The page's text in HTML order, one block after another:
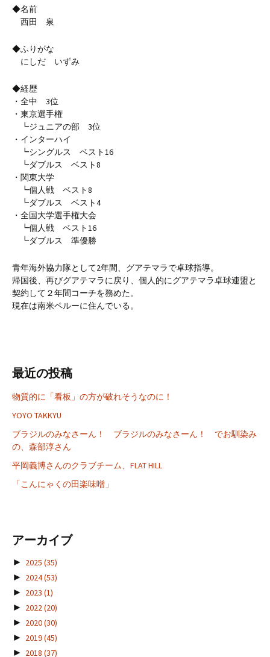
◆名前
西田 泉
◆ふりがな
にしだ いずみ
◆経歴
・全中 3位
・東京選手権
┗ジュニアの部 3位
・インターハイ
┗シングルス ベスト16
┗ダブルス ベスト8
・関東大学
┗個人戦 ベスト8
┗ダブルス ベスト4
・全国大学選手権大会
┗個人戦 ベスト16
┗ダブルス 準優勝
青年海外協力隊として2年間、グアテマラで卓球指導。
帰国後、再びグアテマラに戻り、個人的にグアテマラ卓球連盟と
契約して２年間コーチを務めた。
現在は南米ペルーに住んでいる。
最近の投稿
物質的に「看板」の方が破れそうなのに！
YOYO TAKKYU
ブラジルのみなさーん！ ブラジルのみなさーん！ でお馴染み
の、森部淳さん
平岡義博さんのクラブチーム、FLAT HILL
「こんにゃくの田楽味噌」
アーカイブ
► 2025 (35)
► 2024(53)
► 2023 (1)
► 2022(20)
► 2020(30)
► 2019(45)
► 2018 (37)